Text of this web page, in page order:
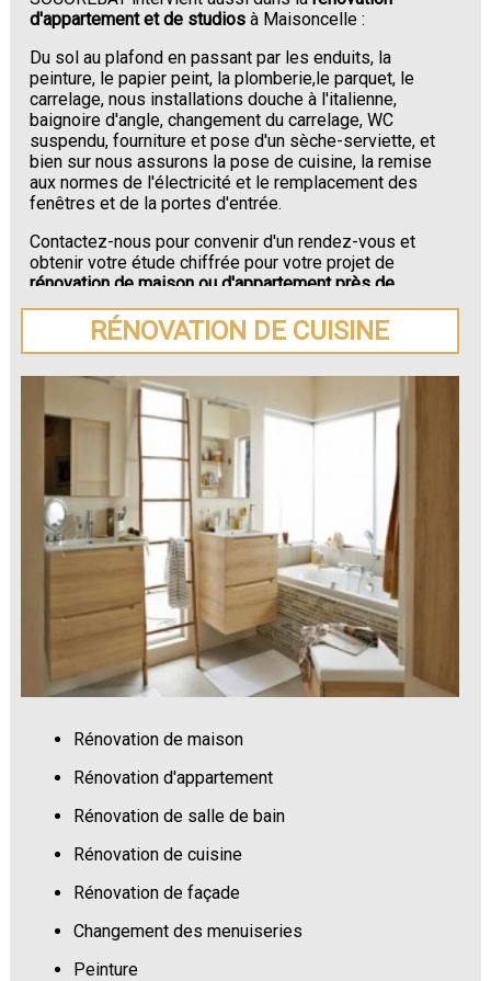
d'appartement et de studios à Maisoncelle :
Du sol au plafond en passant par les enduits, la
peinture, le papier peint, la plomberie,le parquet, le
carrelage, nous installations douche à l'italienne,
baignoire d'angle, changement du carrelage, WC
suspendu, fourniture et pose d'un sèche-serviette, et
bien sur nous assurons la pose de cuisine, la remise
aux normes de l'électricité et le remplacement des
fenêtres et de la portes d'entrée.
Contactez-nous pour convenir d'un rendez-vous et
obtenir votre étude chiffrée pour votre projet de
rénovation de maison ou d'appartement près de
Maisoncelle.
RÉNOVATION DE CUISINE
Rénovation de maison
Rénovation d'appartement
Rénovation de salle de bain
Rénovation de cuisine
Rénovation de façade
Changement des menuiseries
Peinture